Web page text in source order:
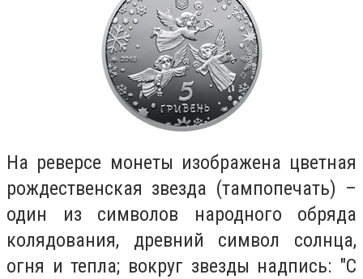
На реверсе монеты изображена цветная
рождественская звезда (тампопечать) –
один из символов народного обряда
колядования, древний символ солнца,
огня и тепла; вокруг звезды надпись: "С